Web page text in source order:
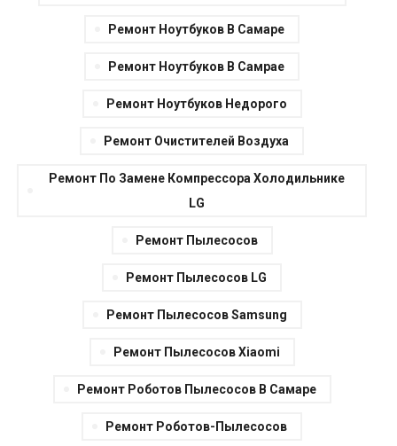
Ремонт Ноутбуков В Самаре
Ремонт Ноутбуков В Самрае
Ремонт Ноутбуков Недорого
Ремонт Очистителей Воздуха
Ремонт По Замене Компрессора Холодильнике
LG
Ремонт Пылесосов
Ремонт Пылесосов LG
Ремонт Пылесосов Samsung
Ремонт Пылесосов Xiaomi
Ремонт Роботов Пылесосов В Самаре
Ремонт Роботов-Пылесосов